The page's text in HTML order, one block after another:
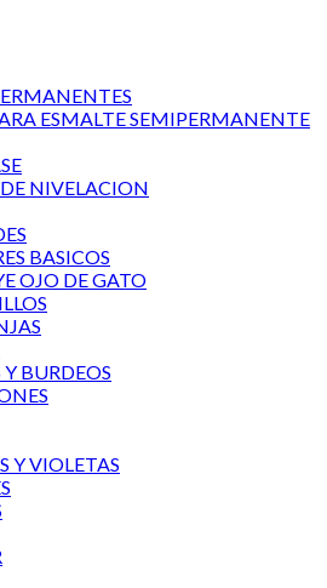
ESMALTE SEMIPERMANENTE
DE NIVELACION
BASICOS
OJO DE GATO
Y BURDEOS
Y VIOLETAS